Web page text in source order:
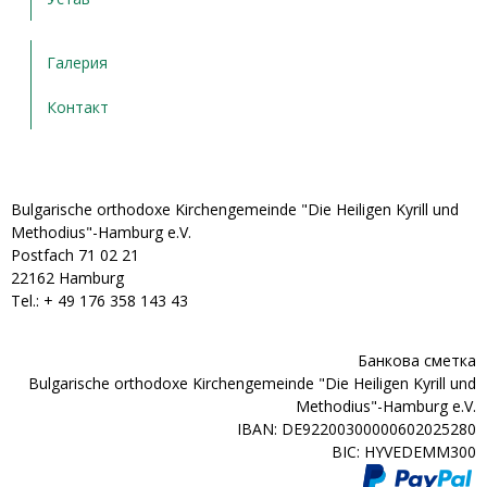
Галерия
Контакт
Bulgarische orthodoxe Kirchengemeinde "Die Heiligen Kyrill und
Methodius"-Hamburg e.V.
Postfach 71 02 21
22162 Hamburg
Tel.: + ‭49 176 358 143 43‬
Банкова сметка
Bulgarische orthodoxe Kirchengemeinde "Die Heiligen Kyrill und
Methodius"-Hamburg e.V.
IBAN: DE92200300000602025280
BIC: HYVEDEMM300